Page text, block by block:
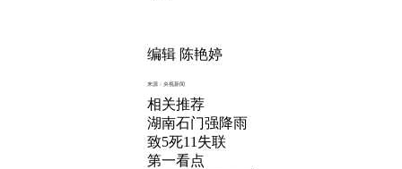
编辑 陈艳婷
来源：央视新闻
相关推荐
湖南石门强降雨
致5死11失联
第一看点